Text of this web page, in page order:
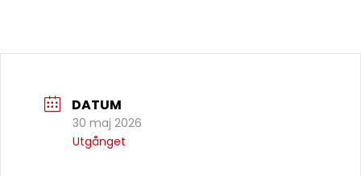
DATUM
30 maj 2026
Utgånget